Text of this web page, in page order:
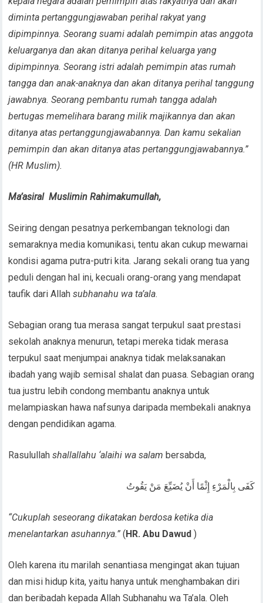
diminta pertanggungjawaban perihal rakyat yang
dipimpinnya. Seorang suami adalah pemimpin atas anggota
keluarganya dan akan ditanya perihal keluarga yang
dipimpinnya. Seorang istri adalah pemimpin atas rumah
tangga dan anak-anaknya dan akan ditanya perihal tanggung
jawabnya. Seorang pembantu rumah tangga adalah
bertugas memelihara barang milik majikannya dan akan
ditanya atas pertanggungjawabannya. Dan kamu sekalian
pemimpin dan akan ditanya atas pertanggungjawabannya.”
(HR Muslim).
Ma’asiral Muslimin Rahimakumullah,
Seiring dengan pesatnya perkembangan teknologi dan
semaraknya media komunikasi, tentu akan cukup mewarnai
kondisi agama putra-putri kita. Jarang sekali orang tua yang
peduli dengan hal ini, kecuali orang-orang yang mendapat
taufik dari Allahsubhanahu wa ta’ala.
Sebagian orang tua merasa sangat terpukul saat prestasi
sekolah anaknya menurun, tetapi mereka tidak merasa
terpukul saat menjumpai anaknya tidak melaksanakan
ibadah yang wajib semisal shalat dan puasa. Sebagian orang
tua justru lebih condong membantu anaknya untuk
melampiaskan hawa nafsunya daripada membekali anaknya
dengan pendidikan agama.
Rasulullahshallallahu ‘alaihi wa salam bersabda,
كَفَى بِالْمَرْءِ إِثْمًا أَنْ يُضَيِّعَ مَنْ يَقُوتُ
“Cukuplah seseorang dikatakan berdosa ketika dia
menelantarkan asuhannya.”(HR. Abu Dawud)
Oleh karena itu marilah senantiasa mengingat akan tujuan
dan misi hidup kita, yaitu hanya untuk menghambakan diri
dan beribadah kepada Allah Subhanahu wa Ta’ala. Oleh